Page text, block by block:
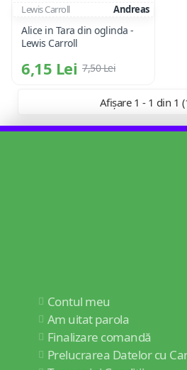
Lewis Carroll Andreas
Alice in Tara din oglinda -
Lewis Carroll
6,15 Lei 7,50 Lei
Afișare 1 - 1 din 1
Contul meu
Am uitat parola
Finalizare comandă
Prelucrarea Datelor cu